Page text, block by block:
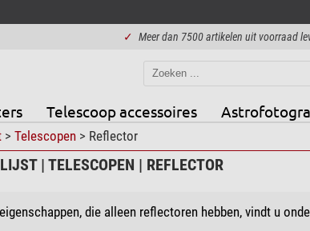
✓ Meer dan 7500 artikelen uit voorraad
Telescoop accessoires
> Telescopen> Reflector
| TELESCOPEN | REFLECTOR
die alleen reflectoren hebben, vindt u